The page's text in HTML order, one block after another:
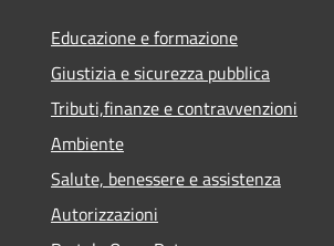
Educazione e formazione
Giustizia e sicurezza pubblica
Tributi,finanze e contravvenzioni
Ambiente
Salute, benessere e assistenza
Autorizzazioni